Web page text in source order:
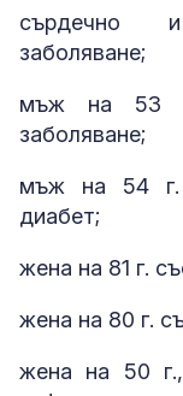
сърдечно
заболяване;
мъж на 53 г.
заболяване;
мъж на 54 г.
диабет;
жена на 81 г.
жена на 80 г.
жена на 50